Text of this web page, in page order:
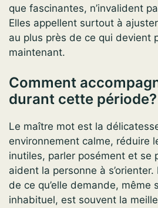
que fascinantes, n’invalident
Elles appellent surtout à
au plus près de ce qui devient
maintenant.
Comment
durant cette période?
Le maître mot est la
environnement calme, réduire
inutiles, parler posément et se
aident la personne à
de ce qu’elle demande, même
inhabituel, est souvent la